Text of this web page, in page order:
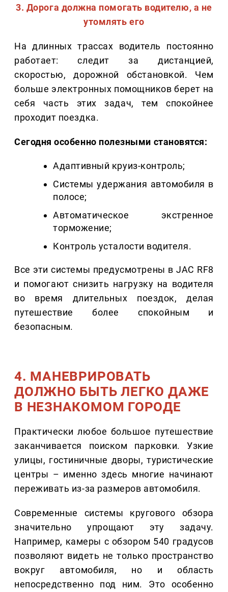
3. Дорога должна помогать водителю, а не
утомлять его
На длинных трассах водитель постоянно
работает: следит за дистанцией,
скоростью, дорожной обстановкой. Чем
больше электронных помощников берет на
себя часть этих задач, тем спокойнее
проходит поездка.
Сегодня особенно полезными становятся:
Адаптивный круиз-контроль;
Системы удержания автомобиля в
полосе;
Автоматическое экстренное
торможение;
Контроль усталости водителя.
Все эти системы предусмотрены в JAC RF8
и помогают снизить нагрузку на водителя
во время длительных поездок, делая
путешествие более спокойным и
безопасным.
4. МАНЕВРИРОВАТЬ
ДОЛЖНО БЫТЬ ЛЕГКО ДАЖЕ
В НЕЗНАКОМОМ ГОРОДЕ
Практически любое большое путешествие
заканчивается поиском парковки. Узкие
улицы, гостиничные дворы, туристические
центры – именно здесь многие начинают
переживать из-за размеров автомобиля.
Современные системы кругового обзора
значительно упрощают эту задачу.
Например, камеры с обзором 540 градусов
позволяют видеть не только пространство
вокруг автомобиля, но и область
непосредственно под ним. Это особенно